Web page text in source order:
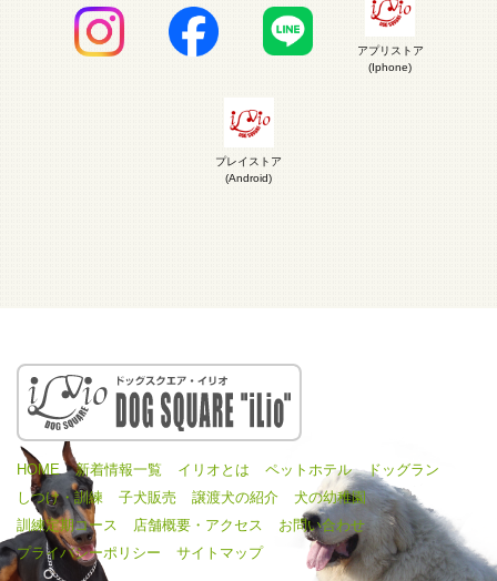
アプリストア
(Iphone)
プレイストア
(Android)
HOME 新着情報一覧 イリオとは ペットホテル
ドッグラン
しつけ・訓練
子犬販売 譲渡犬の紹介
犬の幼稚園
訓練定期コース
店舗概要・アクセス
お問い合わせ
プライバシーポリシー
サイトマップ